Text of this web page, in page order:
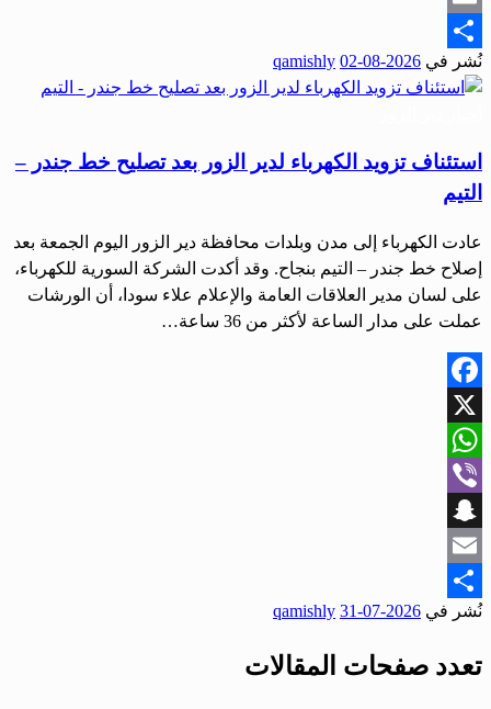
Email
Share
نُشر في 2026-08-02
qamishly
استئناف تزويد الكهرباء لدير الزور بعد تصليح خط جندر –
التيم
عادت الكهرباء إلى مدن وبلدات محافظة دير الزور اليوم الجمعة بعد
إصلاح خط جندر – التيم بنجاح. وقد أكدت الشركة السورية للكهرباء،
على لسان مدير العلاقات العامة والإعلام علاء سودا، أن الورشات
عملت على مدار الساعة لأكثر من 36 ساعة…
Facebook
X
WhatsApp
Viber
Snapchat
Email
Share
نُشر في 2026-07-31
qamishly
تعدد صفحات المقالات